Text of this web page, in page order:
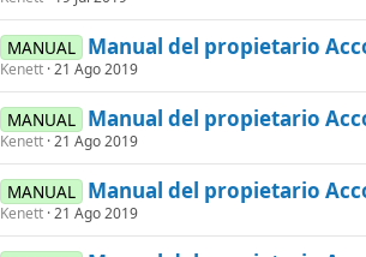
MANUAL Manual del propietario
Kenett 21 Ago 2019
MANUAL Manual del propietario
Kenett 21 Ago 2019
MANUAL Manual del propietario
Kenett 21 Ago 2019